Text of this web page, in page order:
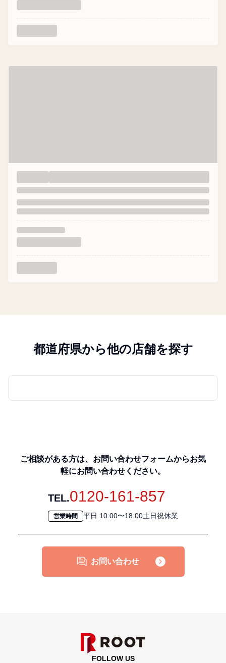
都道府県から他の店舗を探す
ご相談がある方は、お問い合わせフォームからお気
軽にお問い合わせください。
TEL.0120-161-857
営業時間 平日 10:00〜18:00土日祝休業
お問い合わせ
FOLLOW US